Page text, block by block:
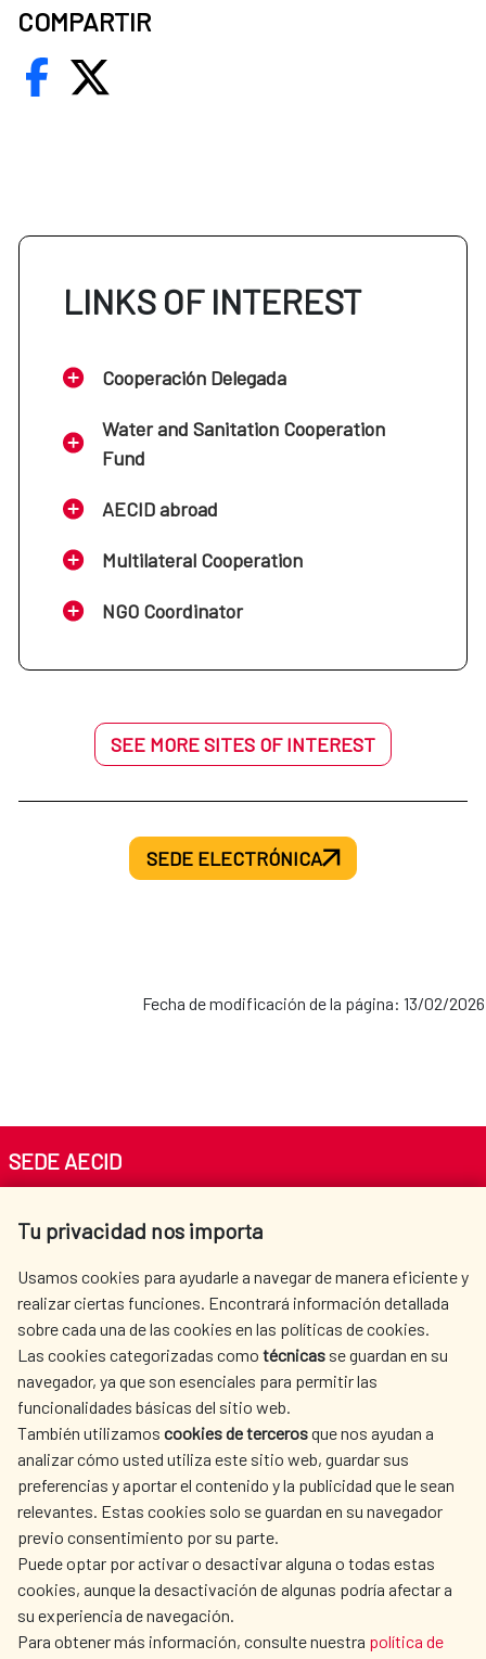
COMPARTIR
LINKS OF INTEREST
Cooperación Delegada
Water and Sanitation Cooperation
Fund
AECID abroad
Multilateral Cooperation
NGO Coordinator
SEE MORE SITES OF INTEREST
SEDE ELECTRÓNICA
Fecha de modificación de la página: 13/02/2026
Tu privacidad nos importa
Usamos cookies para ayudarle a navegar de manera eficiente y
realizar ciertas funciones. Encontrará información detallada
sobre cada una de las cookies en las políticas de cookies.
Las cookies categorizadas como técnicas se guardan en su
navegador, ya que son esenciales para permitir las
funcionalidades básicas del sitio web.
También utilizamos cookies de tercerosque nos ayudan a
analizar cómo usted utiliza este sitio web, guardar sus
preferencias y aportar el contenido y la publicidad que le sean
relevantes. Estas cookies solo se guardan en su navegador
previo consentimiento por su parte.
Puede optar por activar o desactivar alguna o todas estas
cookies, aunque la desactivación de algunas podría afectar a
su experiencia de navegación.
Para obtener más información, consulte nuestra política de
SEDE AECID
Tel. +34 900 20 30 54​​​​​​​
AECID
WHERE DO WE COOPERATE?
SPANISH HUMANITARIAN
ACTION
PRESS ROOM
CULTURE AND SCIENCE LIBRARY
OUR SOCIAL MEDIA